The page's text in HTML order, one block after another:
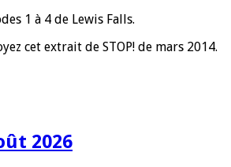
1 à 4 de Lewis Falls.
cet extrait de STOP! de mars 2014.
2026